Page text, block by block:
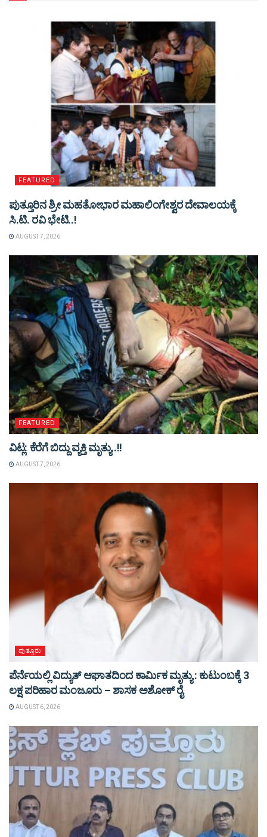
FEATURED
ಪುತ್ತೂರಿನ ಶ್ರೀ ಮಹತೋಭಾರ ಮಹಾಲಿಂಗೇಶ್ವರ ದೇವಾಲಯಕ್ಕೆ
ಸಿ.ಟಿ. ರವಿ ಭೇಟಿ..!
AUGUST 7, 2026
FEATURED
ವಿಟ್ಲ: ಕೆರೆಗೆ ಬಿದ್ದು ವ್ಯಕ್ತಿ ಮೃತ್ಯು..!!
AUGUST 7, 2026
ಪುತ್ತೂರು
ಪೆರ್ನೆಯಲ್ಲಿ ವಿದ್ಯುತ್ ಆಘಾತದಿಂದ ಕಾರ್ಮಿಕ ಮೃತ್ಯು : ಕುಟುಂಬಕ್ಕೆ 3
ಲಕ್ಷ ಪರಿಹಾರ ಮಂಜೂರು – ಶಾಸಕ ಅಶೋಕ್ ರೈ
AUGUST 6, 2026